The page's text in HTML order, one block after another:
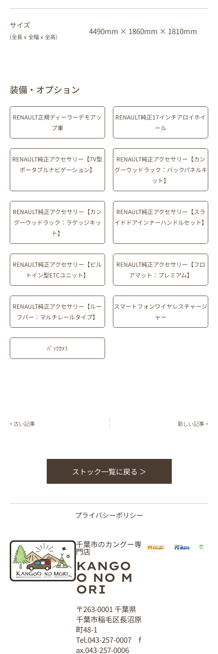
サイズ
(全長 x 全幅 x 全高)
4490mm × 1860mm × 1810mm
装備・オプション
RENAULT正規ディーラーデモアッ
プ車
RENAULT純正17インチアロイホイ
ール
RENAULT純正アクセサリー【7V型
ポータブルナビゲーション】
RENAULT純正アクセサリー【カン
グーウッドラック：バックパネルキ
ット】
RENAULT純正アクセサリー【カン
グーウッドラック：ラゲッジキッ
ト】
RENAULT純正アクセサリー【スラ
イドドアインナーハンドルセット】
RENAULT純正アクセサリー【ビル
トイン型ETCユニット】
RENAULT純正アクセサリー【フロ
アマット：プレミアム】
RENAULT純正アクセサリー【ルー
フバー：マルチレールタイプ】
スマートフォンワイヤレスチャージ
ャー
ﾊﾞｯｸｶﾒﾗ
< 古い記事 新しい記事 >
ストック一覧に戻る ＞
プライバシーポリシー
千葉市のカングー専
門店
KANGO
O NO M
ORI
〒263-0001 千葉県
千葉市稲毛区長沼原
町48-1
Tel.043-257-0007 f
ax.043-257-0006